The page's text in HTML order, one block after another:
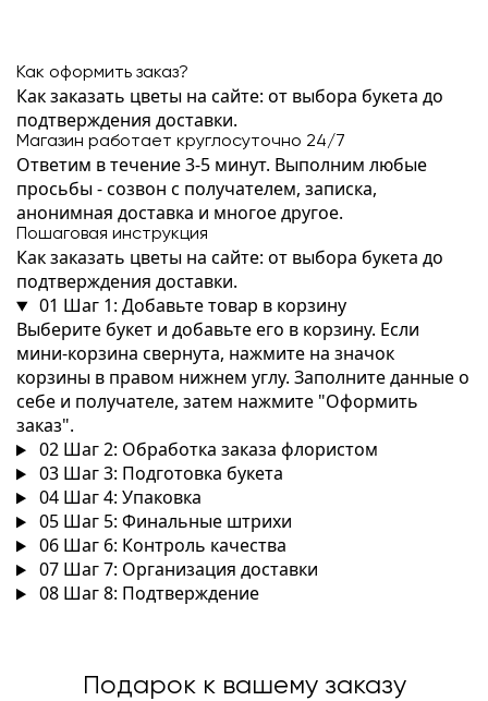
Как оформить заказ?
Как заказать цветы на сайте: от выбора букета до
подтверждения доставки.
Магазин работает круглосуточно 24/7
Ответим в течение 3-5 минут. Выполним любые
просьбы - созвон с получателем, записка,
анонимная доставка и многое другое.
Пошаговая инструкция
Как заказать цветы на сайте: от выбора букета до
подтверждения доставки.
01 Шаг 1: Добавьте товар в корзину
Выберите букет и добавьте его в корзину. Если
мини-корзина свернута, нажмите на значок
корзины в правом нижнем углу. Заполните данные о
себе и получателе, затем нажмите "Оформить
заказ".
02 Шаг 2: Обработка заказа флористом
03 Шаг 3: Подготовка букета
04 Шаг 4: Упаковка
05 Шаг 5: Финальные штрихи
06 Шаг 6: Контроль качества
07 Шаг 7: Организация доставки
08 Шаг 8: Подтверждение
Подарок к вашему заказу